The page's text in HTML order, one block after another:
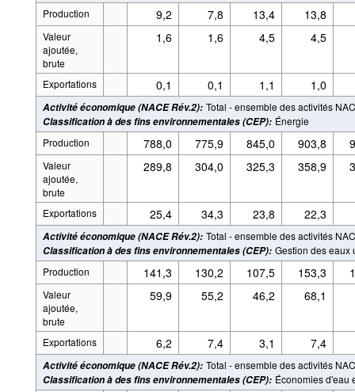
Production
9,2 7,8 13,4 13,8
Valeur
ajoutée,
brute
1,6 1,6 4,5 4,5
Exportations 0,1 0,1 1,1 1,0
Activité économique (NACE Rév.2): Total - ensemble des activités
Classification à des fins environnementales (CEP): Énergie
Production
788,0 775,9 845,0 903,8
Valeur
ajoutée,
brute
289,8 304,0 325,3 358,9
Exportations 25,4 34,3 23,8 22,3
Activité économique (NACE Rév.2): Total - ensemble des activités
Classification à des fins environnementales (CEP): Gestion des eaux
Production
141,3 130,2 107,5 153,3
Valeur
ajoutée,
brute
59,9 55,2 46,2 68,1
Exportations 6,2 7,4 3,1 7,4
Activité économique (NACE Rév.2): Total - ensemble des activités
Classification à des fins environnementales (CEP): Économies d'eau